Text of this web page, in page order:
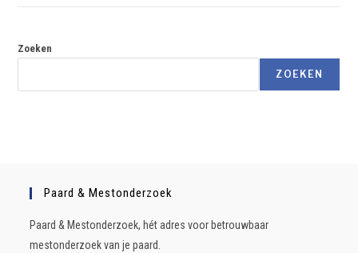
Zoeken
ZOEKEN
Paard & Mestonderzoek
Paard & Mestonderzoek, hét adres voor betrouwbaar
mestonderzoek van je paard.